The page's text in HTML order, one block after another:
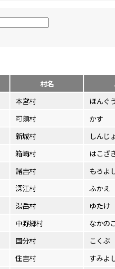
村名
本宮村 ほんぐ
可須村 かす
新城村 しんじ
箱崎村 はこざ
諸吉村 もろよ
深江村 ふかえ
湯岳村 ゆたけ
中野郷村 なかの
国分村 こくぶ
住吉村 すみよ